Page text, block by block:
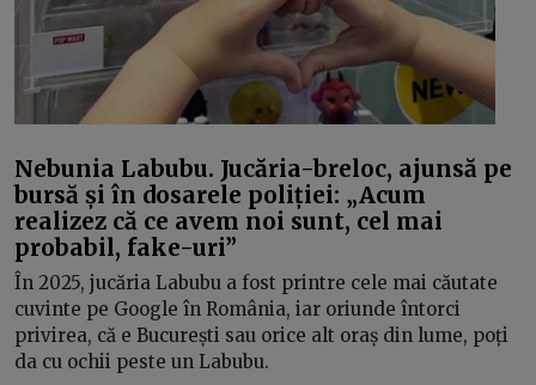
Nebunia Labubu. Jucăria-breloc, ajunsă pe
bursă și în dosarele poliției: „Acum
realizez că ce avem noi sunt, cel mai
probabil, fake-uri”
În 2025, jucăria Labubu a fost printre cele mai căutate
cuvinte pe Google în România, iar oriunde întorci
privirea, că e București sau orice alt oraș din lume, poți
da cu ochii peste un Labubu.